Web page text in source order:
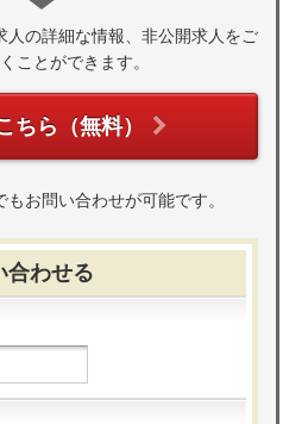
人の詳細な情報、非公開求人をご
ことができます。
ちら（無料）
もお問い合わせが可能です。
合わせる